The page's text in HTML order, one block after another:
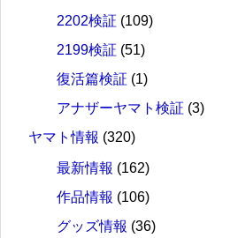
2202検証 (109)
2199検証 (51)
復活篇検証 (1)
アナザーヤマト検証 (3)
ヤマト情報 (320)
最新情報 (162)
作品情報 (106)
グッズ情報 (36)